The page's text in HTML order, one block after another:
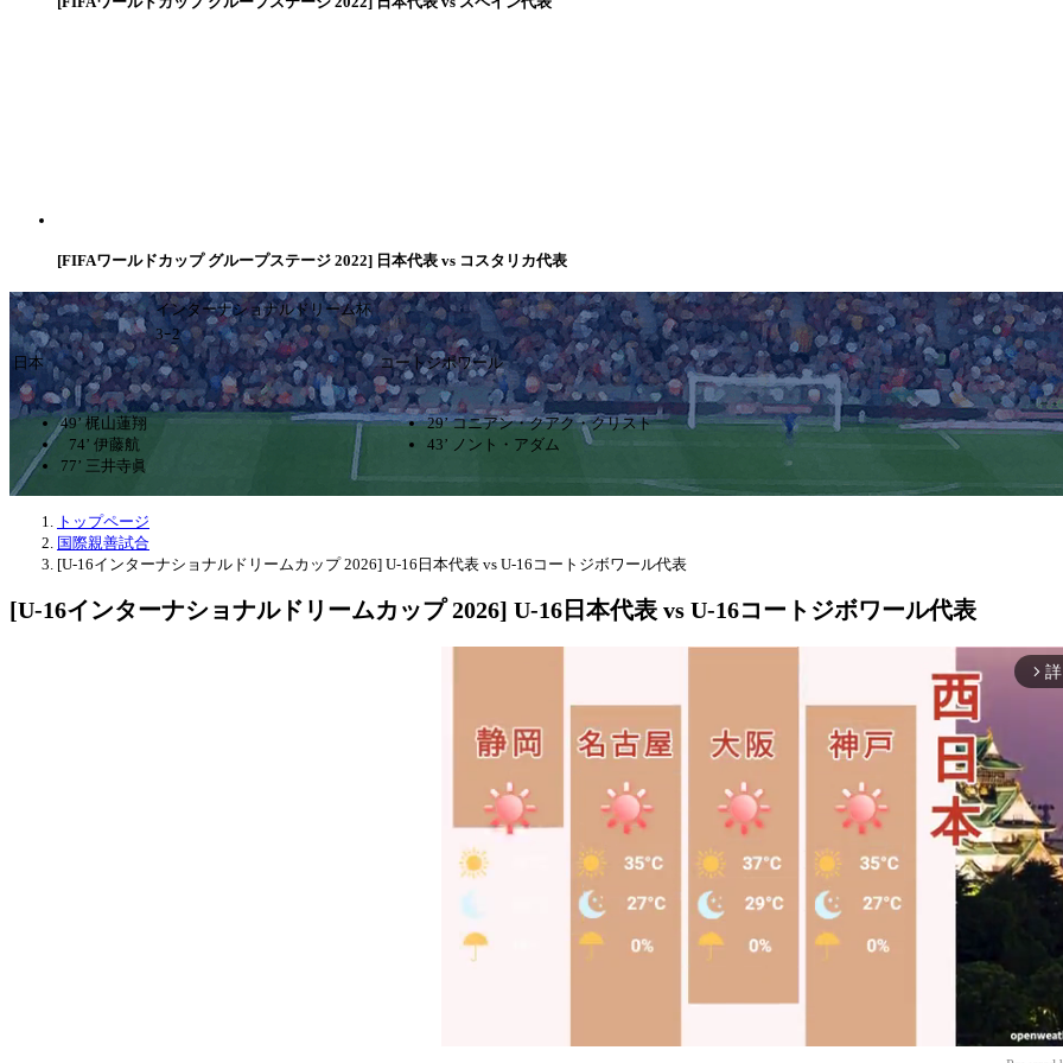
[FIFAワールドカップ グループステージ 2022] 日本代表 vs コスタリカ代表
インターナショナルドリーム杯
3ｰ2
日本
コートジボワール
49’ 梶山蓮翔
74’ 伊藤航
77’ 三井寺眞
29’ コニアン・クアク・クリスト
43’ ノント・アダム
トップページ
国際親善試合
[U-16インターナショナルドリームカップ 2026] U-16日本代表 vs U-16コートジボワール代表
[U-16インターナショナルドリームカップ 2026] U-16日本代表 vs U-16コートジボワール代表
arrow_forward_ios